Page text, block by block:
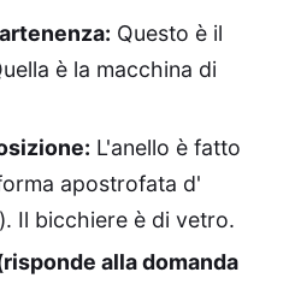
Questo è il
è la macchina di
L'anello è fatto
apostrofata d'
Il bicchiere è di vetro.
alla domanda